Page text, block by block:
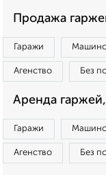
Продажа
Гаражи
Агенство Без
Аренда
Гаражи
Агенство Без